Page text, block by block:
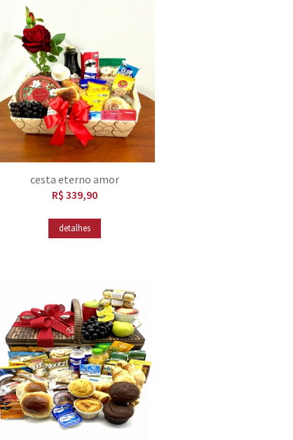
cesta eterno amor
R$ 339,90
detalhes